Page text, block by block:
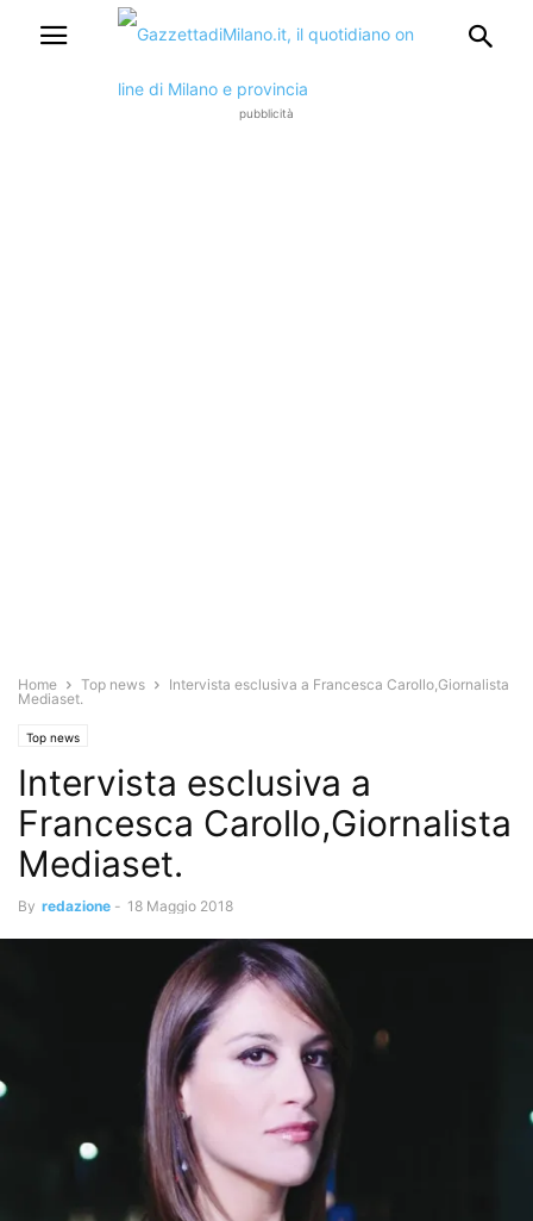
pubblicità
Home Top news
Intervista esclusiva a Francesca Carollo,Giornalista
Mediaset.
Top news
Intervista esclusiva a
Francesca Carollo,Giornalista
Mediaset.
By redazione - 18 Maggio 2018